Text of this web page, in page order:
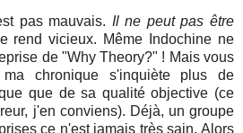
pas mauvais. Il ne peut pas être
rend vicieux. Même Indochine ne
de "Why Theory?" ! Mais vous
chronique s'inquiète plus de
que de sa qualité objective (ce
j'en conviens). Déjà, un groupe
ce n'est jamais très sain. Alors